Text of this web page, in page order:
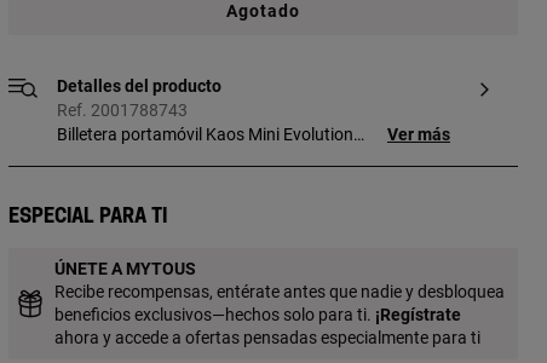
Agotado
Detalles del producto
Ref. 2001788743
Billetera portamóvil Kaos Mini Evolution
compartimentos principales con cierre de
para guardar el móvil. El otro cuenta con
ocho ranuras para tarjetas, un espacio
para monedas y dos para billetes. Asa
bandolera ajustable. Medidas (alto x
ancho x fondo): 10 x 19,5 x 4 cm.
Ver más
Especial para ti
ÚNETE A MYTOUS
Recibe recompensas, entérate antes que nadie y desbloquea
beneficios exclusivos—hechos solo para ti. ¡Regístrate
ahora y accede a ofertas pensadas especialmente para ti